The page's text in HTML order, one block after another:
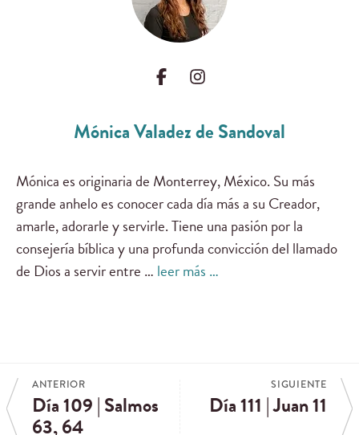
Mónica Valadez de Sandoval
Mónica es originaria de Monterrey, México. Su más
grande anhelo es conocer cada día más a su Creador,
amarle, adorarle y servirle. Tiene una pasión por la
consejería bíblica y una profunda convicción del llamado
de Dios a servir entre … leer más …
ANTERIOR
Día 109 | Salmos
63, 64
SIGUIENTE
Día 111 | Juan 11